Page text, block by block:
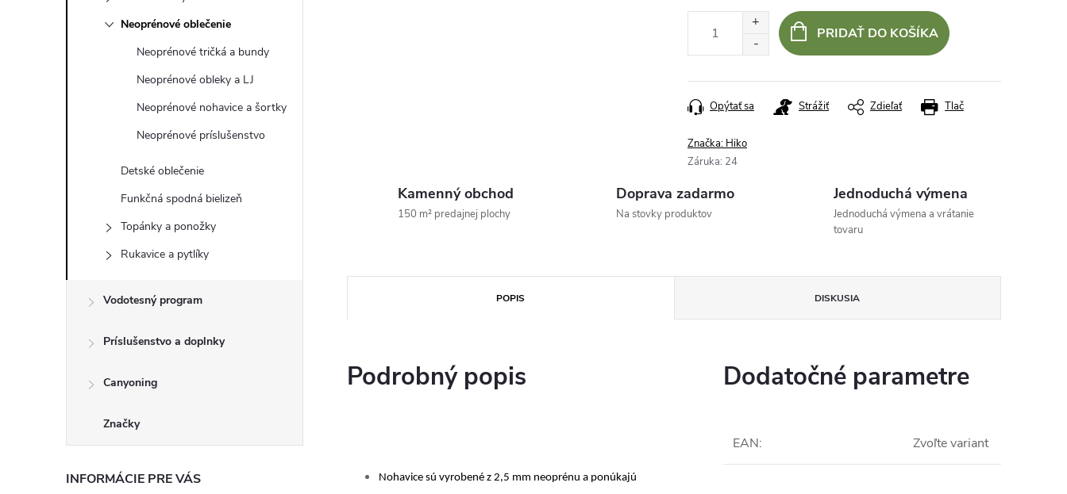
Neoprénové oblečenie
Neoprénové tričká a bundy
Neoprénové obleky a LJ
Neoprénové nohavice a šortky
Neoprénové príslušenstvo
Detské oblečenie
Funkčná spodná bielizeň
Topánky a ponožky
Rukavice a pytlíky
Vodotesný program
Príslušenstvo a doplnky
Canyoning
Značky
INFORMÁCIE PRE VÁS
PRIDAŤ DO KOŠÍKA
Tlač
Opýtať sa Strážiť Zdieľať
Značka: Hiko
Záruka: 24
Kamenný obchod
150 m² predajnej plochy
Doprava zadarmo
Na stovky produktov
Jednoduchá výmena
Jednoduchá výmena a vrátanie
tovaru
POPIS DISKUSIA
Podrobný popis
Nohavice sú vyrobené z 2,5 mm neoprénu a ponúkajú
Dodatočné parametre
EAN: Zvoľte variant